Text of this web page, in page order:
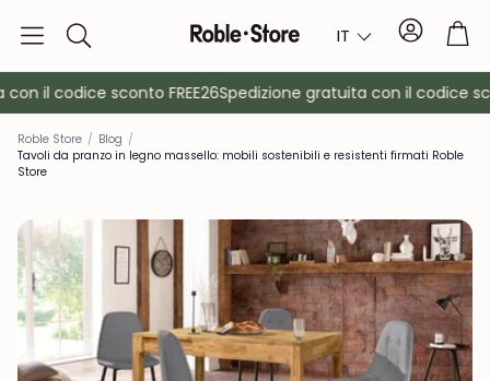
Ricerca IT Conto
Credenze Console
il codice sconto FREE26Spedizione gratuita con il codice
Roble Store / Blog /
Tavoli da pranzo in legno massello: mobili sostenibili e resistenti firmati Roble
Store